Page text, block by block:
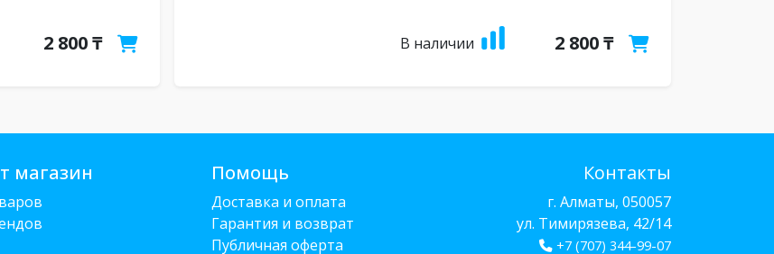
2 800 ₸ В наличии 2 800 ₸
магазин Помощь
Доставка и оплата
Гарантия и возврат
Публичная оферта
Контакты
г. Алматы, 050057
ул. Тимирязева, 42/14
+7 (707) 344-99-07